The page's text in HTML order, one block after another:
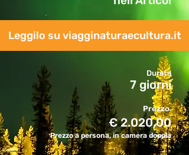
Leggilo su viagginaturaecultura.it
Durata
7 giorni
Prezzo
€ 2.020,00
Prezzo a persona, in camera doppia